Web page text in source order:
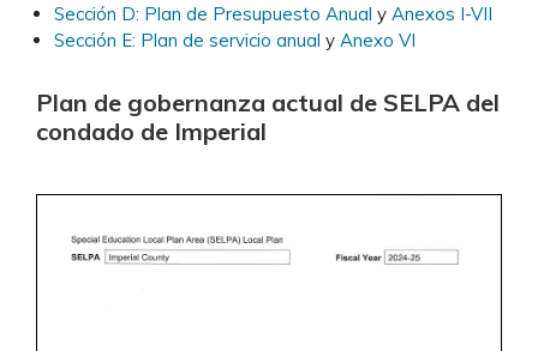
Sección D: Plan de Presupuesto Anual y Anexos I-VII
Sección E: Plan de servicio anual y Anexo VI
Plan de gobernanza actual de SELPA del
condado de Imperial